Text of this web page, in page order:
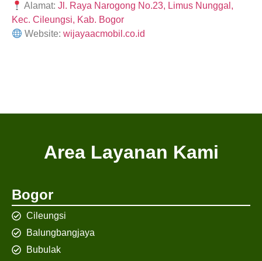
Alamat:Jl. Raya Narogong No.23, Limus Nunggal,
Kec. Cileungsi, Kab. Bogor
Website:wijayaacmobil.co.id
Area Layanan Kami
Bogor
Cileungsi
Balungbangjaya
Bubulak